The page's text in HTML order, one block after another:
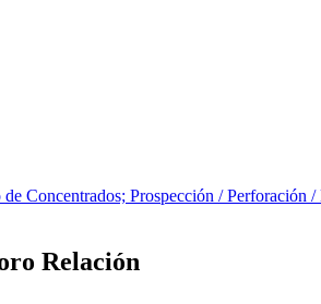
Concentrados; Prospección / Perforación
Relación